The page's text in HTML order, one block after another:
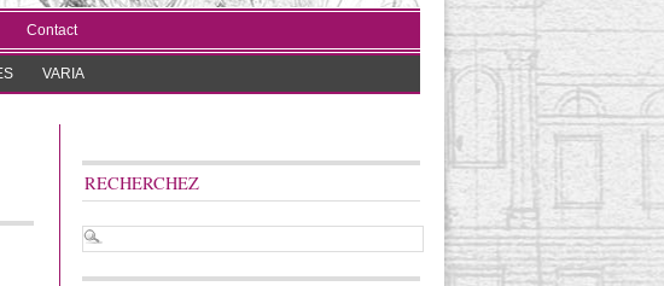
Contact
VARIA
RECHERCHEZ